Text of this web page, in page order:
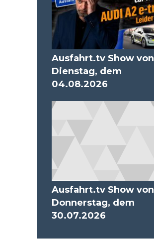
Ausfahrt.tv Show von
Dienstag, dem
04.08.2026
Ausfahrt.tv Show von
Donnerstag, dem
30.07.2026